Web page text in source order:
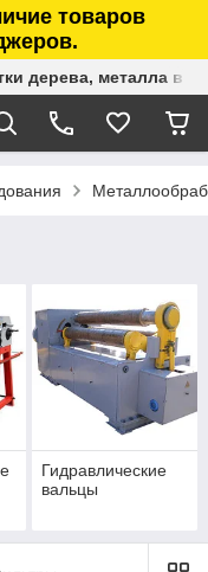
товаров
дерева, металла в
Гидравлические
вальцы